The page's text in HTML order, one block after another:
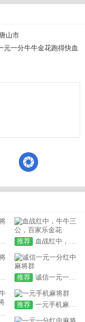
唐山市
元一分牛牛金花跑得快血
推荐 血战红中，牛牛三公，百家乐金花
推荐 诚信一元一分红中麻将群
推荐 一元手机麻将群